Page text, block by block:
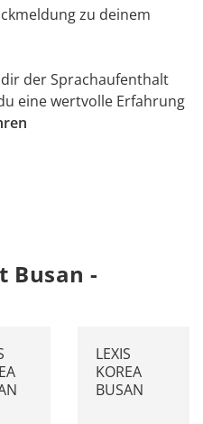
zu deinem
der Sprachaufenthalt
eine wertvolle Erfahrung
Busan -
LEXIS
KOREA
BUSAN